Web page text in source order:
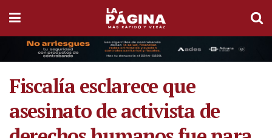
Fiscalía esclarece que
asesinato de activista de